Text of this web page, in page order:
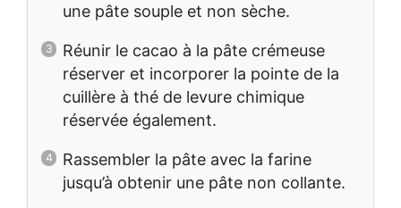
une pâte souple et non sèche.
Réunir le cacao à la pâte crémeuse
réserver et incorporer la pointe de la
cuillère à thé de levure chimique
réservée également.
Rassembler la pâte avec la farine
jusqu’à obtenir une pâte non collante.